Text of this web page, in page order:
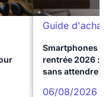
Guide d'achat
Smartphones
rentrée 2026 :
sans attendre
06/08/2026